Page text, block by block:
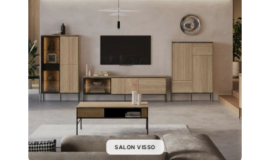
SALON VISSO